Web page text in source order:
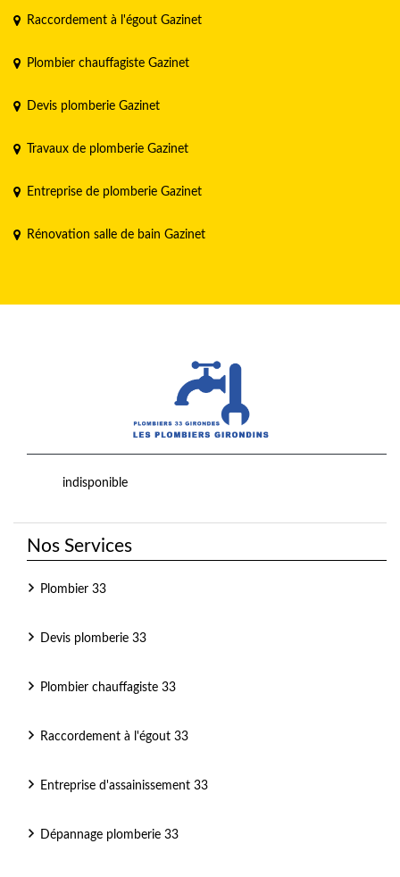
Raccordement à l'égout Gazinet
Plombier chauffagiste Gazinet
Devis plomberie Gazinet
Travaux de plomberie Gazinet
Entreprise de plomberie Gazinet
Rénovation salle de bain Gazinet
indisponible
Nos Services
Plombier 33
Devis plomberie 33
Plombier chauffagiste 33
Raccordement à l'égout 33
Entreprise d'assainissement 33
Dépannage plomberie 33